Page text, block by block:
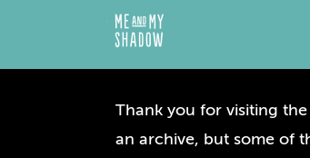
Thank you for visiting
an archive, but some of